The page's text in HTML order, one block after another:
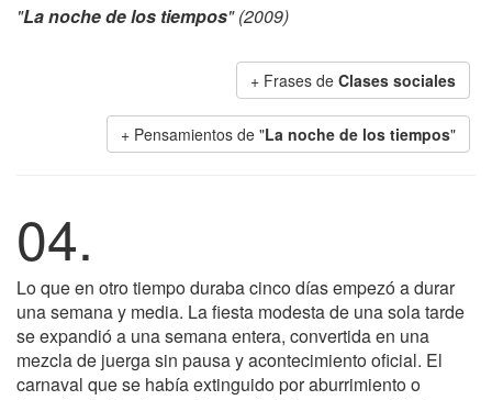
"La noche de los tiempos" (2009)
+ Frases de Clases sociales
+ Pensamientos de "La noche de los tiempos"
04.
Lo que en otro tiempo duraba cinco días empezó a durar
una semana y media. La fiesta modesta de una sola tarde
se expandió a una semana entera, convertida en una
mezcla de juerga sin pausa y acontecimiento oficial. El
carnaval que se había extinguido por aburrimiento o